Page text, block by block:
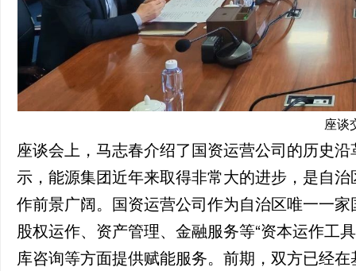
座谈
座谈会上，马志春介绍了国资运营公司的历史
示，能源集团近年来取得非常大的进步，是自
作前景广阔。国资运营公司作为自治区唯一一
股权运作、资产管理、金融服务等“资本运作工
库咨询等方面提供赋能服务。前期，双方已经